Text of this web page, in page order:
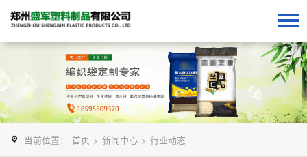
当前位置： 首页 > 新闻中心 > 行业动态